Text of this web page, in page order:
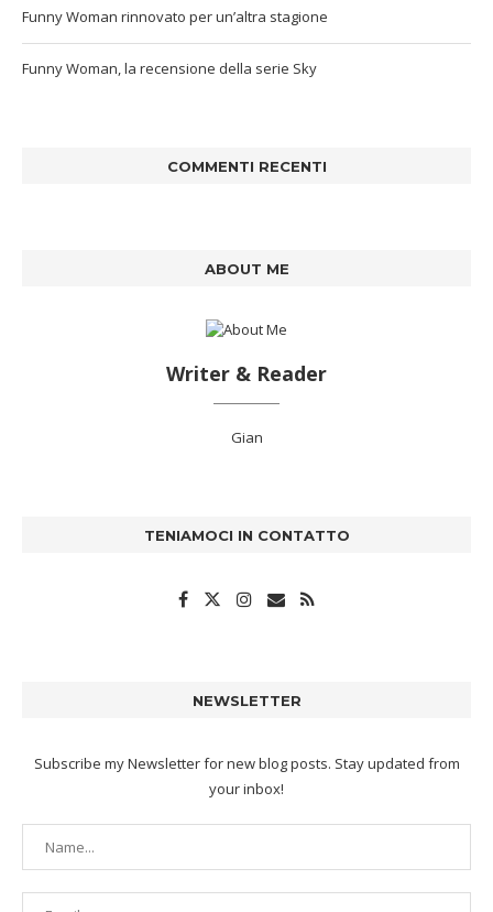
Funny Woman rinnovato per un’altra stagione
Funny Woman, la recensione della serie Sky
COMMENTI RECENTI
ABOUT ME
Writer & Reader
Gian
TENIAMOCI IN CONTATTO
NEWSLETTER
Subscribe my Newsletter for new blog posts. Stay updated from
your inbox!